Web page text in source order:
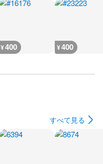
¥400 ¥400
すべて見る